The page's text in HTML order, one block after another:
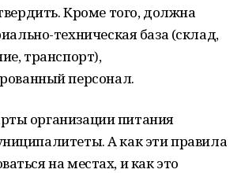
Кроме того, должна
техническая база (склад,
транспорт),
персонал.
организации питания
А как эти правила
на местах, и как это